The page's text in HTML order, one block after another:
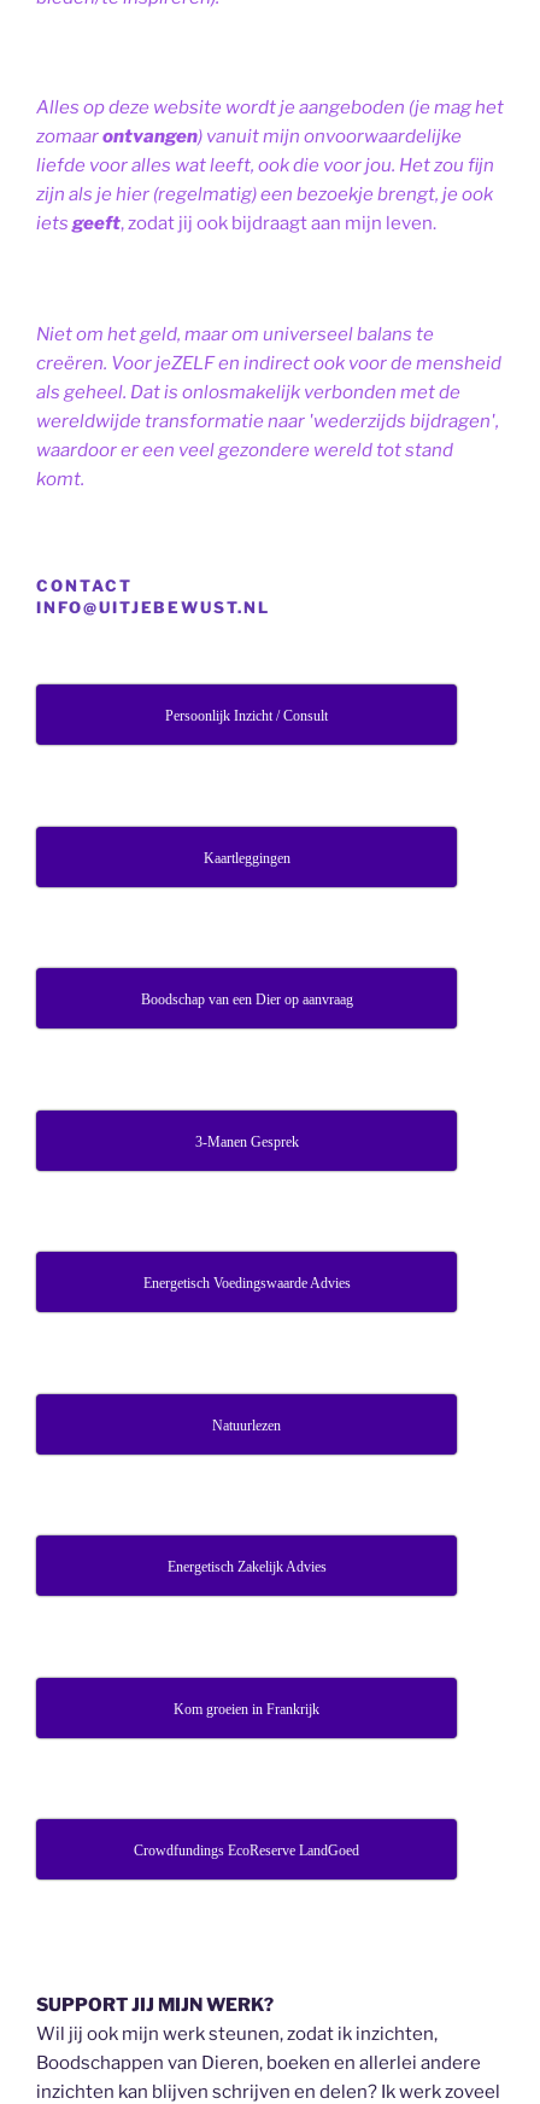
Alles op deze website wordt je aangeboden (je mag het
zomaarontvangen) vanuit mijn onvoorwaardelijke
liefde voor alles wat leeft, ook die voor jou. Het zou fijn
zijn als je hier (regelmatig) een bezoekje brengt, je ook
iets geeft, zodat jij ook bijdraagt aan mijn leven.
Niet om het geld, maar om universeel balans te
creëren. Voor jeZELF en indirect ook voor de mensheid
als geheel. Dat is onlosmakelijk verbonden met de
wereldwijde transformatie naar 'wederzijds bijdragen',
waardoor er een veel gezondere wereld tot stand
komt.
CONTACT
INFO@UITJEBEWUST.NL
Persoonlijk Inzicht / Consult
Kaartleggingen
Boodschap van een Dier op aanvraag
3-Manen Gesprek
Energetisch Voedingswaarde Advies
Natuurlezen
Energetisch Zakelijk Advies
Kom groeien in Frankrijk
Crowdfundings EcoReserve LandGoed
SUPPORT JIJ MIJN WERK?
Wil jij ook mijn werk steunen, zodat ik inzichten,
Boodschappen van Dieren, boeken en allerlei andere
inzichten kan blijven schrijven en delen? Ik werk zoveel